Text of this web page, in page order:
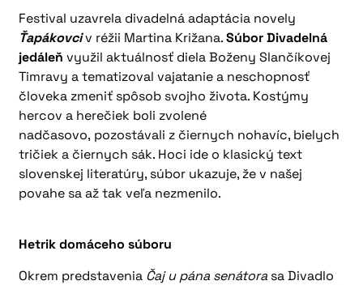
Festival uzavrela divadelná adaptácia novely
Ťapákovciv réžii Martina Križana.Súbor Divadelná
jedáleňvyužil aktuálnosť diela Boženy Slančíkovej
Timravy a tematizoval vajatanie a neschopnosť
človeka zmeniť spôsob svojho života. Kostýmy
hercov a herečiek boli zvolené
nadčasovo, pozostávali z čiernych nohavíc, bielych
tričiek a čiernych sák. Hoci ide o klasický text
slovenskej literatúry, súbor ukazuje, že v našej
povahe sa až tak veľa nezmenilo.
Hetrik domáceho súboru
Okrem predstavenia Čaj u pána senátora sa Divadlo